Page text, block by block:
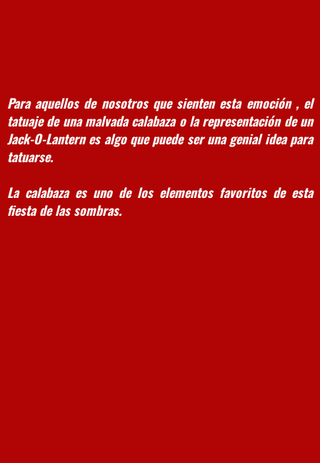
Para aquellos de nosotros que sienten esta emoción , el
tatuaje de una malvada calabaza o la representación de un
Jack-O-Lantern es algo que puede ser una genial idea para
tatuarse.
La calabaza es uno de los elementos favoritos de esta
fiesta de las sombras.